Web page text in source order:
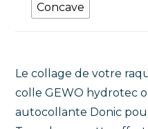
Concave
Le collage de votre
colle GEWO hydrotec
autocollante Donic